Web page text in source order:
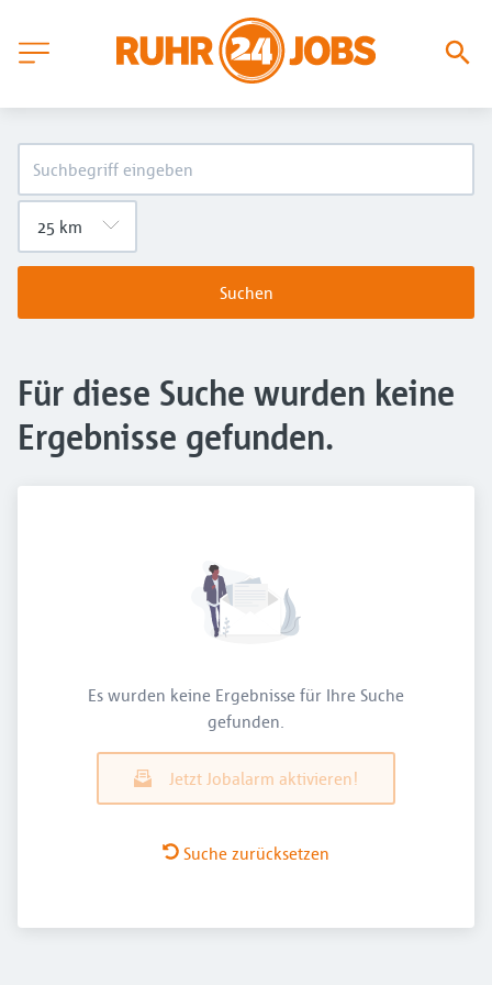
Suchen
Für diese Suche wurden keine
Ergebnisse gefunden.
Es wurden keine Ergebnisse für Ihre Suche
gefunden.
Jetzt Jobalarm aktivieren!
Suche zurücksetzen